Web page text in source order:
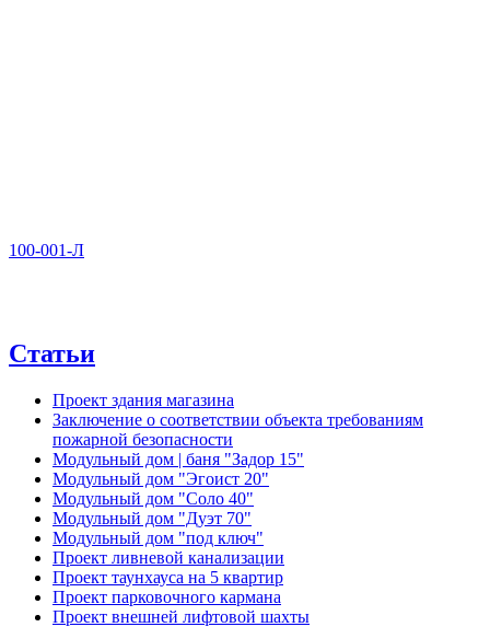
100-001-Л
Статьи
Проект здания магазина
Заключение о соответствии объекта требованиям
пожарной безопасности
Модульный дом | баня "Задор 15"
Модульный дом "Эгоист 20"
Модульный дом "Соло 40"
Модульный дом "Дуэт 70"
Модульный дом "под ключ"
Проект ливневой канализации
Проект таунхауса на 5 квартир
Проект парковочного кармана
Проект внешней лифтовой шахты